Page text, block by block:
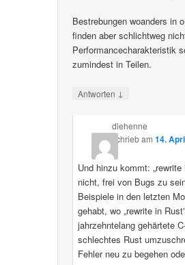
Bestrebungen woanders in
finden aber schlichtweg
Performancecharakteristik
zumindest in Teilen.
Antworten ↓
diehenne
schriebam 14.
Und hinzu kommt:
nicht, frei von Bugs zu
Beispiele in den letzten
gehabt, wo „rewrite in
jahrzehntelang gehärtete
schlechtes Rust
Fehler neu zu begehen